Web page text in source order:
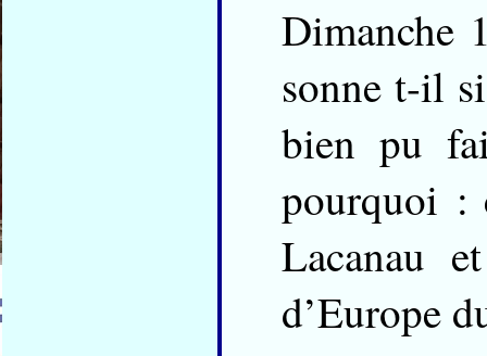
Dimanche
sonne t-il
bien pu
pourquoi :
Lacanau
d’Europe